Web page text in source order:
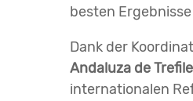
besten
Dank der
Andaluza de
internationalen